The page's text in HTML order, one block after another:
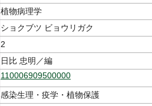
植物病理学
ショクブツ ビョウリガク
2
日比 忠明／編
110006909500000
感染生理・疫学・植物保護